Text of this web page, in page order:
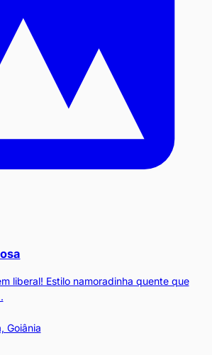
liberal! Estilo namoradinha quente que
Goiânia